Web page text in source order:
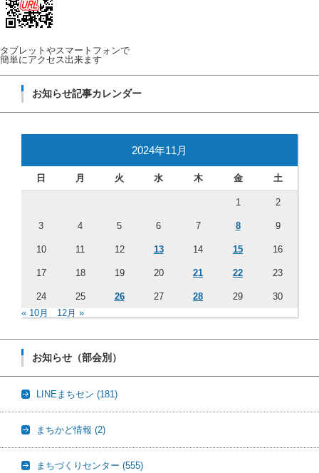
タブレットやスマートフォンで
簡単にアクセス出来ます
お知らせ記事カレンダー
2024年11月
日 月 火 水 木 金 土
1 2
3 4 5 6 7 8 9
10 11 12 13 14 15 16
17 18 19 20 21 22 23
24 25 26 27 28 29
30
« 10月
12月 »
お知らせ（部会別）
LINEまちセン (181)
まちかど情報 (2)
まちづくりセンター (555)